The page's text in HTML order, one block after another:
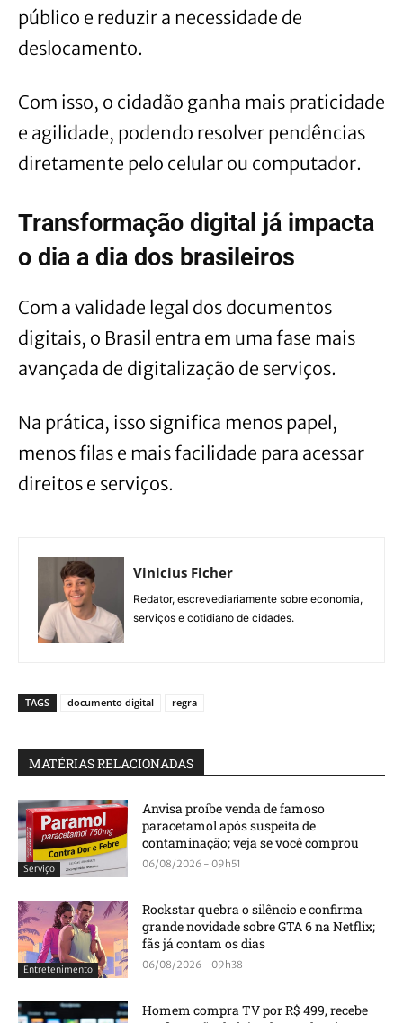
público e reduzir a necessidade de
deslocamento.
Com isso, o cidadão ganha mais praticidade
e agilidade, podendo resolver pendências
diretamente pelo celular ou computador.
Transformação digital já impacta
o dia a dia dos brasileiros
Com a validade legal dos documentos
digitais, o Brasil entra em uma fase mais
avançada de digitalização de serviços.
Na prática, isso significa menos papel,
menos filas e mais facilidade para acessar
direitos e serviços.
Vinicius Ficher
Redator, escrevediariamente sobre economia,
serviços e cotidiano de cidades.
TAGS documento digital regra
MATÉRIAS RELACIONADAS
Serviço
Anvisa proíbe venda de famoso
paracetamol após suspeita de
contaminação; veja se você comprou
06/08/2026 - 09h51
Entretenimento
Rockstar quebra o silêncio e confirma
grande novidade sobre GTA 6 na Netflix;
fãs já contam os dias
06/08/2026 - 09h38
Homem compra TV por R$ 499, recebe